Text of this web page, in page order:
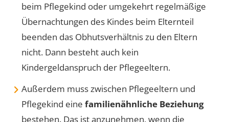
beim Pflegekind oder umgekehrt regelmäßige
Übernachtungen des Kindes beim Elternteil
beenden das Obhutsverhältnis zu den Eltern
nicht. Dann besteht auch kein
Kindergeldanspruch der Pflegeeltern.
Außerdem muss zwischen Pflegeeltern und
Pflegekind eine familienähnliche Beziehung
bestehen. Das ist anzunehmen, wenn die